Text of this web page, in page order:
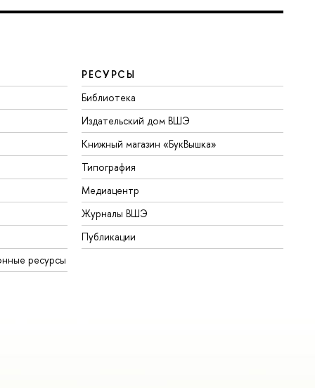
ресурсы
РЕСУРСЫ
Библиотека
Издательский дом ВШЭ
Книжный магазин «БукВышка»
Типография
Медиацентр
Журналы ВШЭ
Публикации